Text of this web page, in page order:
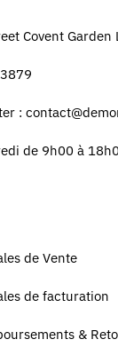
Covent Garden
:
de 9h00 à
de Vente
de facturation
&